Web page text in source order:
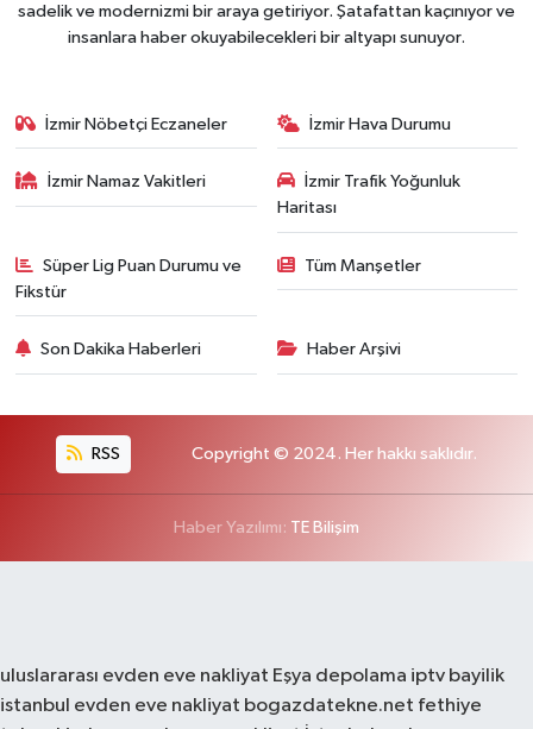
sadelik ve modernizmi bir araya getiriyor. Şatafattan kaçınıyor ve
insanlara haber okuyabilecekleri bir altyapı sunuyor.
İzmir Nöbetçi Eczaneler İzmir Hava Durumu
İzmir Namaz Vakitleri
İzmir Trafik Yoğunluk
Haritası
Süper Lig Puan Durumu ve
Fikstür
Tüm Manşetler
Son Dakika Haberleri Haber Arşivi
RSS Copyright © 2024. Her hakkı saklıdır.
Haber Yazılımı: TE Bilişim
uluslararası evden eve nakliyat Eşya depolama iptv bayilik
istanbul evden eve nakliyat bogazdatekne.net fethiye